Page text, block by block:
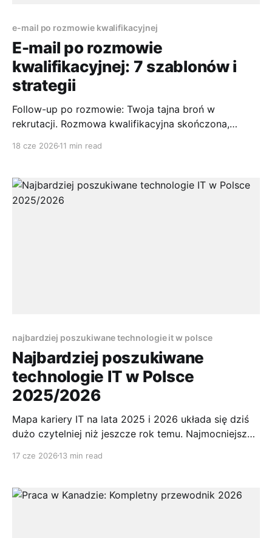
e-mail po rozmowie kwalifikacyjnej
E-mail po rozmowie
kwalifikacyjnej: 7 szablonów i
strategii
Follow-up po rozmowie: Twoja tajna broń w
rekrutacji. Rozmowa kwalifikacyjna skończona,
kwalifikacyjnej pomaga domknąć spotkanie,
odświeżyć najważniejsze wątki i pokazać, że umiesz
18 cze 2026 11 min read
najbardziej poszukiwane technologie it w polsce
Najbardziej poszukiwane
technologie IT w Polsce
2025/2026
Mapa kariery IT na lata 2025 i 2026 układa się dziś
dużo czytelniej niż jeszcze rok temu. Najmocniejszy
wzrosła o 68% r/r do 24,5 tys., a najszybciej rośnie
jakie są
17 cze 2026 13 min read